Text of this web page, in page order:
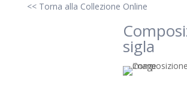
<< Torna alla Collezione Online
sigla